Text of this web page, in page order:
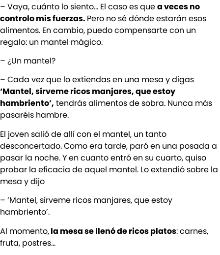
– Vaya, cuánto lo siento… El caso es quea veces no
controlo mis fuerzas. Pero no sé dónde estarán esos
alimentos. En cambio, puedo compensarte con un
regalo: un mantel mágico.
– ¿Un mantel?
– Cada vez que lo extiendas en una mesa y digas
‘Mantel, sírveme ricos manjares, que estoy
hambriento’, tendrás alimentos de sobra. Nunca más
pasaréis hambre.
El joven salió de allí con el mantel, un tanto
desconcertado. Como era tarde, paró en una posada a
pasar la noche. Y en cuanto entró en su cuarto, quiso
probar la eficacia de aquel mantel. Lo extendió sobre la
mesa y dijo
– ‘Mantel, sírveme ricos manjares, que estoy
hambriento’.
Al momento,la mesa se llenó de ricos platos: carnes,
fruta, postres…